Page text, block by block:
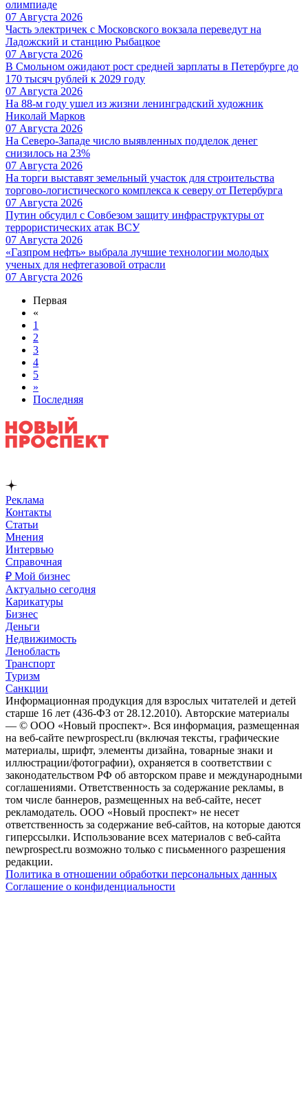
олимпиаде
07 Августа 2026
Часть электричек с Московского вокзала переведут на
Ладожский и станцию Рыбацкое
07 Августа 2026
В Смольном ожидают рост средней зарплаты в Петербурге до
170 тысяч рублей к 2029 году
07 Августа 2026
На 88-м году ушел из жизни ленинградский художник
Николай Марков
07 Августа 2026
На Северо-Западе число выявленных подделок денег
снизилось на 23%
07 Августа 2026
На торги выставят земельный участок для строительства
торгово-логистического комплекса к северу от Петербурга
07 Августа 2026
Путин обсудил с Совбезом защиту инфраструктуры от
террористических атак ВСУ
07 Августа 2026
«Газпром нефть» выбрала лучшие технологии молодых
ученых для нефтегазовой отрасли
07 Августа 2026
Первая
«
1
2
3
4
5
»
Последняя
Реклама
Контакты
Статьи
Мнения
Интервью
Справочная
₽ Мой бизнес
Актуально сегодня
Карикатуры
Бизнес
Деньги
Недвижимость
Ленобласть
Транспорт
Туризм
Санкции
Информационная продукция для взрослых читателей и детей
старше 16 лет (436-ФЗ от 28.12.2010). Авторские материалы
— © ООО «Новый проспект». Вся информация, размещенная
на веб-сайте newprospect.ru (включая тексты, графические
материалы, шрифт, элементы дизайна, товарные знаки и
иллюстрации/фотографии), охраняется в соответствии с
законодательством РФ об авторском праве и международными
соглашениями. Ответственность за содержание рекламы, в
том числе баннеров, размещенных на веб-сайте, несет
рекламодатель. ООО «Новый проспект» не несет
ответственность за содержание веб-сайтов, на которые даются
гиперссылки. Использование всех материалов с веб-сайта
newprospect.ru возможно только с письменного разрешения
редакции.
Политика в отношении обработки персональных данных
Соглашение о конфиденциальности